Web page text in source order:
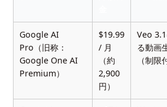
Google AI
Pro（旧称：
Google One AI
Premium）
$19.99
/ 月
（約
2,900
円）
Veo
る動画
（制限